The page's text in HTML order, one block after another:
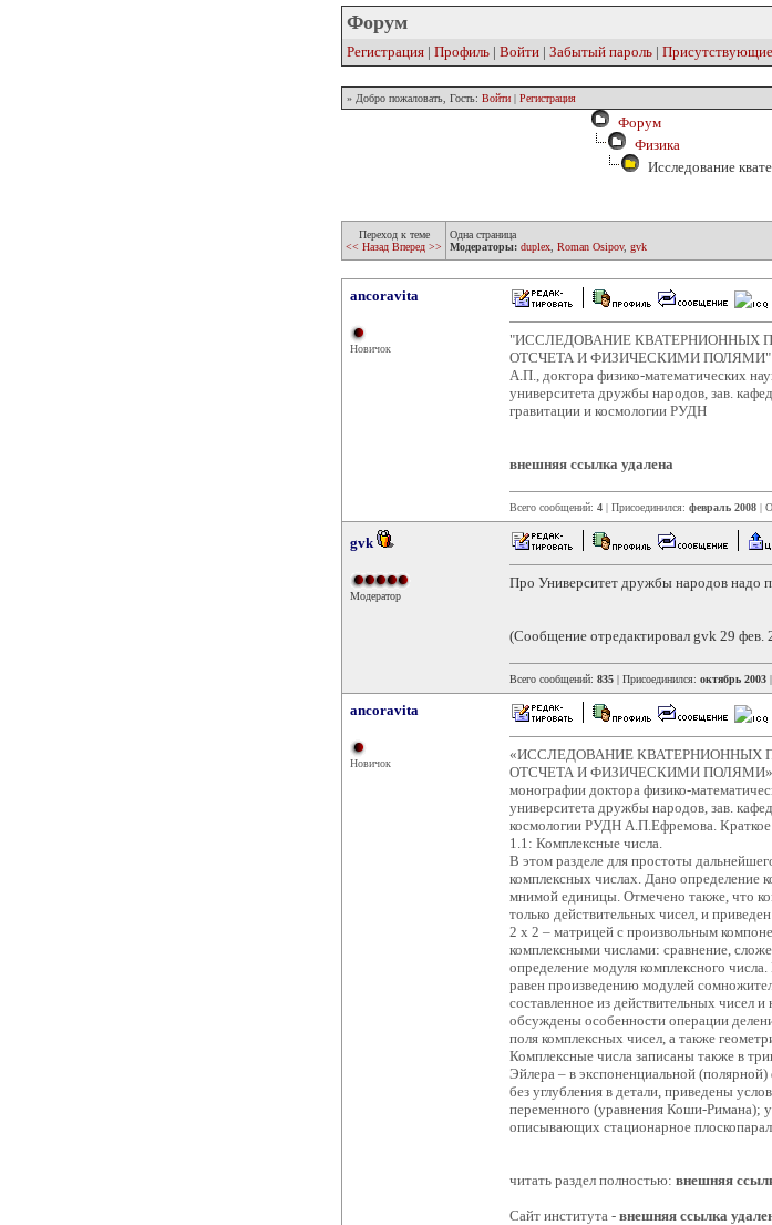
Форум
Регистрация | Профиль | Войти | Забытый пароль | Присутствующие
» Добро пожаловать, Гость: Войти | Регистрация
Форум
Физика
Исследование
Переход к теме
<< Назад Вперед >>
Одна страница
Модераторы: duplex Roman Osipov, gvk
ancoravita
Новичок
"ИССЛЕДОВАНИЕ КВАТЕРНИОННЫХ
ОТСЧЕТА И ФИЗИЧЕСКИМИ ПОЛЯМИ" -
А.П., доктора физико-математических
университета дружбы народов, зав.
гравитации и космологии РУДН
внешняя ссылка удалена
Всего сообщений: 4 | Присоединился: февраль 2008 |
gvk
Модератор
Про Университет дружбы народов надо
(Сообщение отредактировал gvk 29 фев.
Всего сообщений: 835 | Присоединился: октябрь 2003
ancoravita
Новичок
«ИССЛЕДОВАНИЕ КВАТЕРНИОННЫХ
ОТСЧЕТА И ФИЗИЧЕСКИМИ ПОЛЯМИ»,
монографии доктора физико-
университета дружбы народов, зав.
космологии РУДН А.П.Ефремова. Краткое
1.1: Комплексные числа.
В этом разделе для простоты
комплексных числах. Дано определение
мнимой единицы. Отмечено также, что
только действительных чисел, и
2 х 2 – матрицей с произвольным
комплексными числами: сравнение,
определение модуля комплексного
равен произведению модулей
составленное из действительных чисел
обсуждены особенности операции
поля комплексных чисел, а также
Комплексные числа записаны также в
Эйлера – в экспоненциальной
без углубления в детали, приведены
переменного (уравнения Коши-Римана);
описывающих стационарное
читать раздел полностью: внешняя
Сайт института - внешняя ссылка